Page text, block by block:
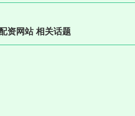
资网站 相关话题